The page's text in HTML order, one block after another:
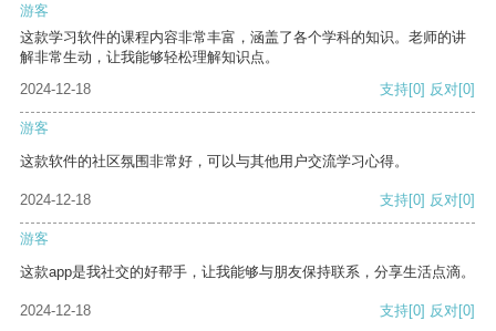
游客
这款学习软件的课程内容非常丰富，涵盖了各个学科的知识。老师的讲
解非常生动，让我能够轻松理解知识点。
2024-12-18
支持[0] 反对[0]
游客
这款软件的社区氛围非常好，可以与其他用户交流学习心得。
2024-12-18 支持[0] 反对[0]
游客
这款app是我社交的好帮手，让我能够与朋友保持联系，分享生活点滴。
2024-12-18 支持[0] 反对[0]